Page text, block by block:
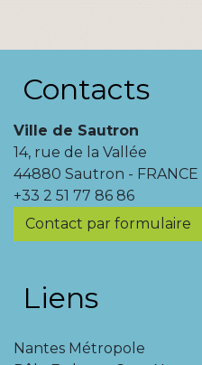
Contacts
Ville de Sautron
14, rue de la Vallée
44880 Sautron - FRANCE
+33 2 51 77 86 86
Contact par formulaire
Liens
Nantes Métropole